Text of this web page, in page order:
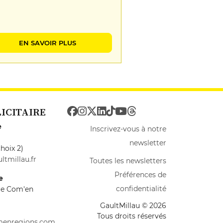
EN SAVOIR PLUS
2)
Com'en
Inscrivez-vous à notre
newsletter
Toutes les newsletters
Préférences de
confidentialité
GaultMillau © 2026
Tous droits réservés